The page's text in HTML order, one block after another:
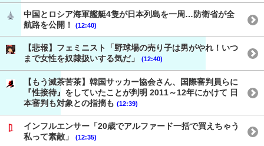
中国とロシア海軍艦艇4隻が日本列島を一周…防衛省が全
航路を公開！
(12:40)
【悲報】フェミニスト「野球場の売り子は男がやれ！いつ
まで女性を奴隷扱いする気だ」
(12:40)
【もう滅茶苦茶】韓国サッカー協会さん、国際審判員らに
『性接待』をしていたことが判明 2011～12年にかけて 日
本審判も対象との指摘も (12:39)
インフルエンサー「20歳でアルファード一括で買えちゃう
私って素敵」
(12:35)